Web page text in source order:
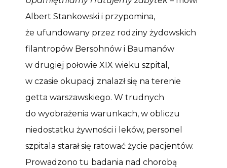
Albert Stankowski i przypomina,
że ufundowany przez rodziny żydowskich
filantropów Bersohnów i Baumanów
w drugiej połowie XIX wieku szpital,
w czasie okupacji znalazł się na terenie
getta warszawskiego. W trudnych
do wyobrażenia warunkach, w obliczu
niedostatku żywności i leków, personel
szpitala starał się ratować życie pacjentów.
Prowadzono tu badania nad chorobą